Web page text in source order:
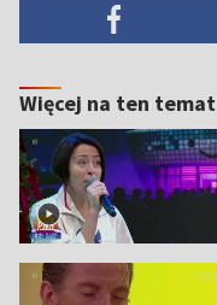
Więcej na ten temat